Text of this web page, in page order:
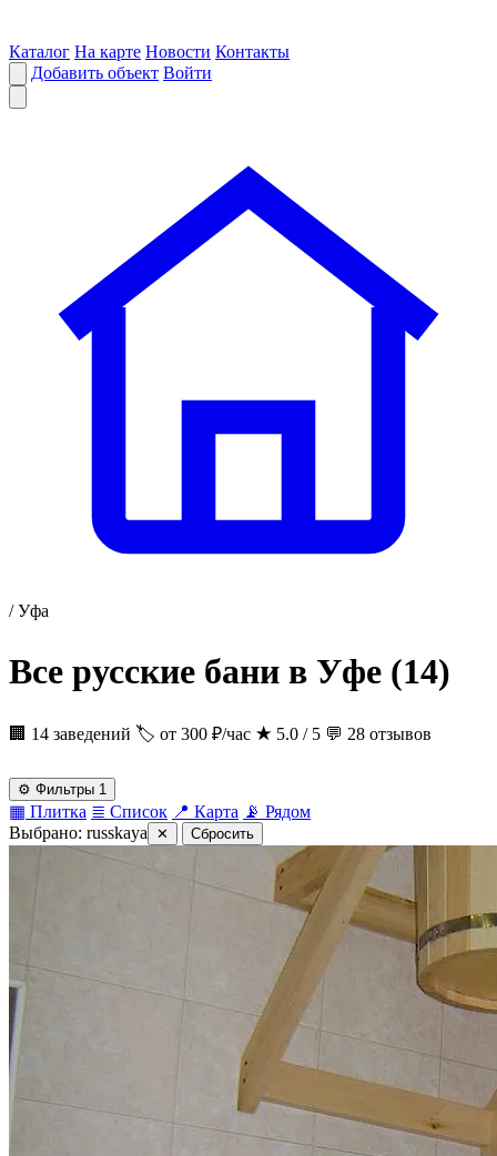
Каталог На карте Новости Контакты
Добавить объект Войти
/ Уфа
Все русские бани в Уфе (14)
🏢 14 заведений 🏷 от 300 ₽/час ★ 5.0 / 5 💬 28 отзывов
⚙ Фильтры 1
▦ Плитка ≣ Список 📍 Карта 📡 Рядом
Выбрано: russkaya ✕ Сбросить